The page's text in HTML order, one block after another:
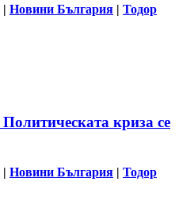
| Новини България | Тодор
криза се
| Новини България | Тодор